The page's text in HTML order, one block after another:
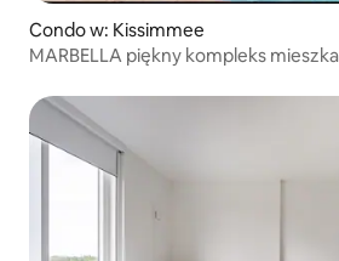
Condo w: Kissimmee
MARBELLA piękny kompleks